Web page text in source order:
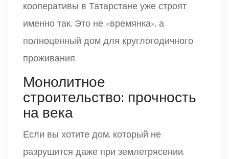
кооперативы в Татарстане уже строят
именно так. Это не «времянка», а
полноценный дом для круглогодичного
проживания.
Монолитное
строительство: прочность
на века
Если вы хотите дом, который не
разрушится даже при землетрясении,